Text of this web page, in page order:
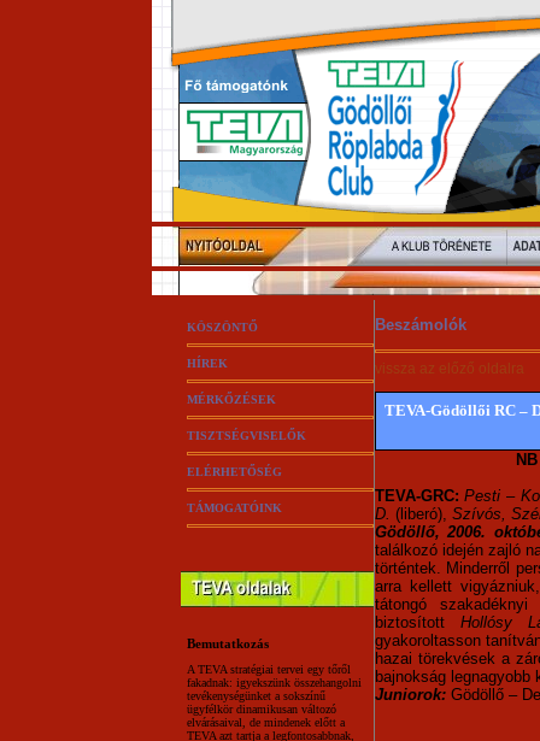
KÖSZÖNTŐ
HÍREK
MÉRKŐZÉSEK
TISZTSÉGVISELŐK
ELÉRHETŐSÉG
TÁMOGATÓINK
Bemutatkozás
A TEVA stratégiai tervei egy tőről
fakadnak: igyekszünk összehangolni
tevékenységünket a sokszínű
ügyfélkör dinamikusan változó
elvárásaival, de mindenek előtt a
TEVA azt tartja a legfontosabbnak,
Beszámolók
vissza az előző oldalra
TEVA-Gödöllői RC –
TEVA-GRC: Pesti –
D. (liberó), Szívós,
Gödöllő, 2006.
találkozó idején zajló
történtek. Minderről
arra kellett
tátongó
biztosított Hollósy
gyakoroltasson
hazai törekvések a
bajnokság legnagyobb
Juniorok:Gödöllő –